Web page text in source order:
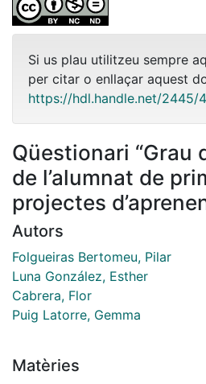
Si us plau utilitzeu sempre
per citar o enllaçar aquest
https://hdl.handle.net/2445/
Qüestionari “Grau
de l’alumnat de
projectes
Autors
Folgueiras Bertomeu, Pilar
Luna González, Esther
Cabrera, Flor
Puig Latorre, Gemma
Matèries